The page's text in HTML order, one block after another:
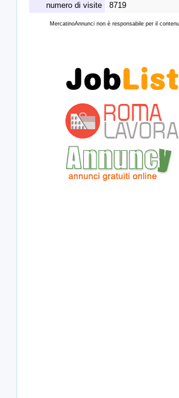
numero di visite
8719
MercatinoAnnunci non è responsabile per il